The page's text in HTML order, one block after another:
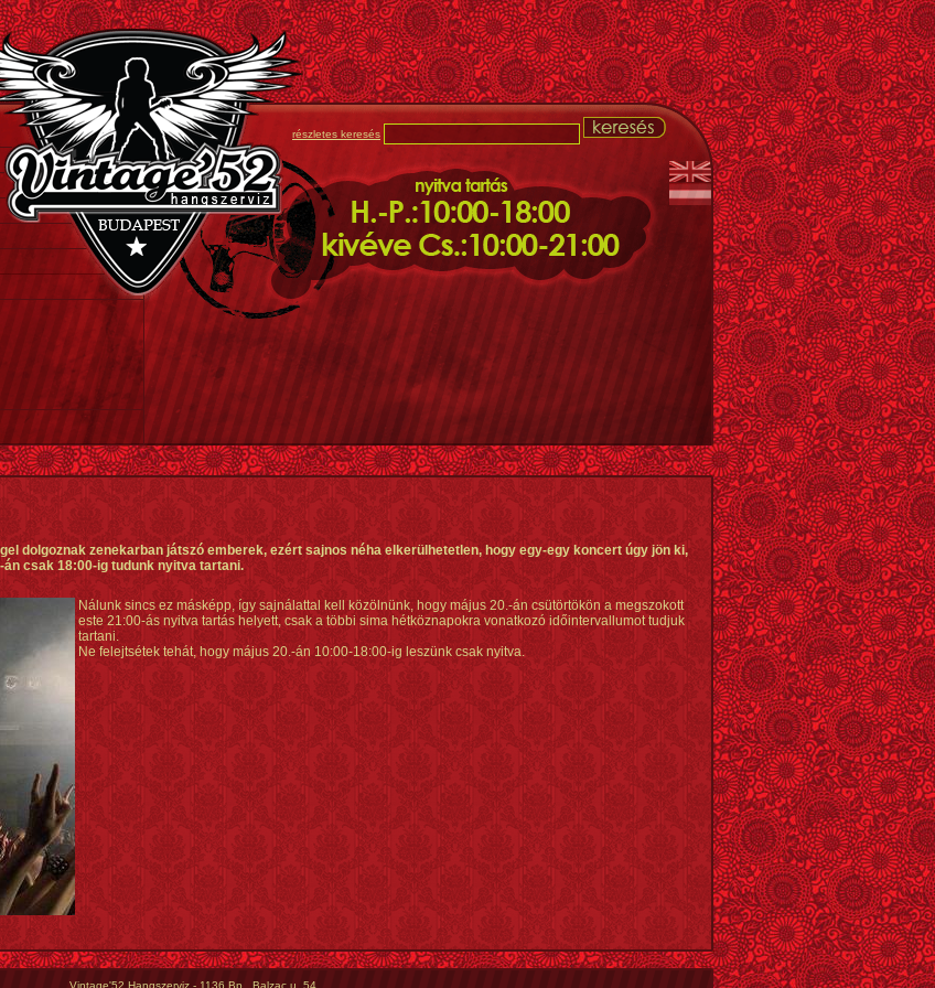
részletes keresés
dolgoznak zenekarban játszó emberek, ezért sajnos néha elkerülhetetlen, hogy egy-egy koncert úgy jön ki,
csak 18:00-ig tudunk nyitva tartani.
Nálunk sincs ez másképp, így sajnálattal kell közölnünk, hogy május 20.-án csütörtökön a megszokott
este 21:00-ás nyitva tartás helyett, csak a többi sima hétköznapokra vonatkozó időintervallumot tudjuk
tartani.
Ne felejtsétek tehát, hogy május 20.-án 10:00-18:00-ig leszünk csak nyitva.
Vintage'52 Hangszerviz - 1136 Bp., Balzac u. 54.